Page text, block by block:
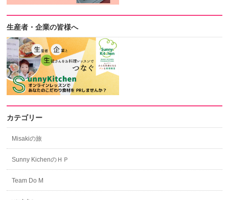
生産者・企業の皆様へ
カテゴリー
Misakiの旅
Sunny KichenのＨＰ
Team Do M